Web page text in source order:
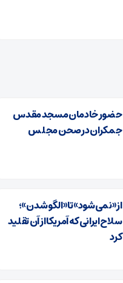
حضور خادمان مسجد مقدس
جمکران در صحن مجلس
از «نمی‌شود» تا «الگو شدن»؛
سلاح ایرانی که آمریکا از آن تقلید
کرد